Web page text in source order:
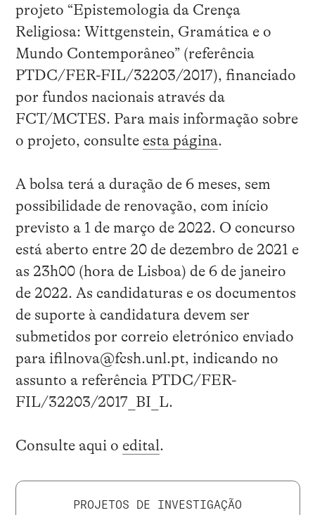
projeto “Epistemologia da Crença
Religiosa: Wittgenstein, Gramática e o
Mundo Contemporâneo” (referência
PTDC/FER-FIL/32203/2017), financiado
por fundos nacionais através da
FCT/MCTES. Para mais informação sobre
o projeto, consulte esta página.
A bolsa terá a duração de 6 meses, sem
possibilidade de renovação, com início
previsto a 1 de março de 2022. O concurso
está aberto entre 20 de dezembro de 2021 e
as 23h00 (hora de Lisboa) de 6 de janeiro
de 2022. As candidaturas e os documentos
de suporte à candidatura devem ser
submetidos por correio eletrónico enviado
para ifilnova@fcsh.unl.pt, indicando no
assunto a referência PTDC/FER-
FIL/32203/2017_BI_L.
Consulte aqui o edital.
PROJETOS DE INVESTIGAÇÃO